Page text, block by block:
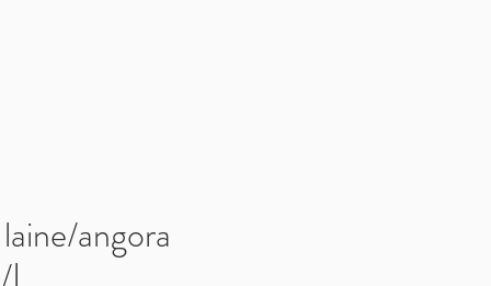
angora